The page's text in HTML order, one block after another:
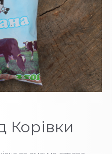
Корівки